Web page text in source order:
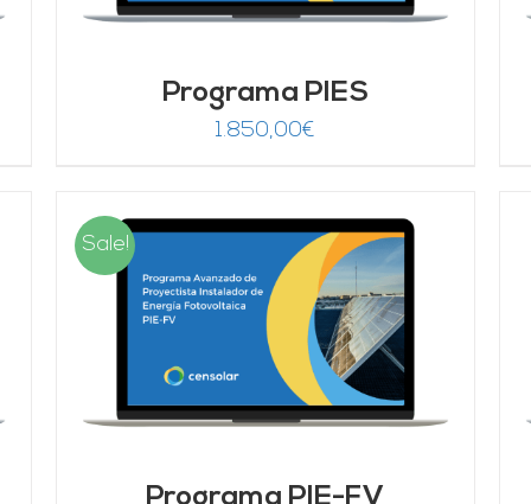
Programa PIES
1.850,00€
Sale!
AÑADIR AL CARRITO DETALLES